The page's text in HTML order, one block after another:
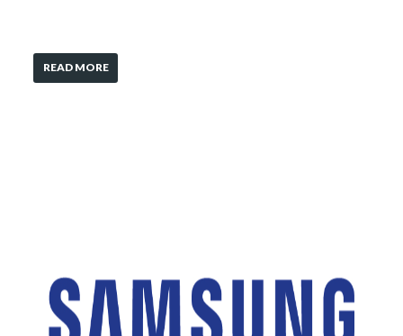
READ MORE